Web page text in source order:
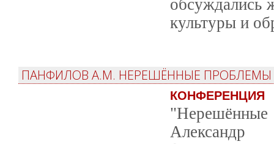
обсуждались
культуры и
ПАНФИЛОВ А.М. НЕРЕШЁННЫЕ ПРОБЛЕМЫ
КОНФЕРЕНЦИЯ
"Нерешённые